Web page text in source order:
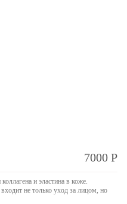
7000 Р
и эластина в коже.
не только уход за лицом, но